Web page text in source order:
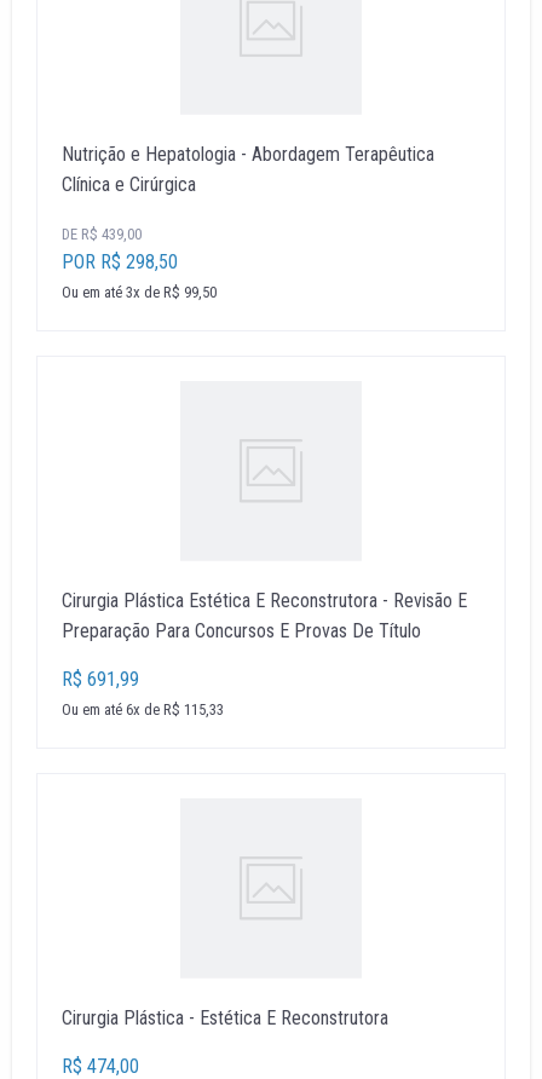
Nutrição e Hepatologia - Abordagem Terapêutica
Clínica e Cirúrgica
DE R$ 439,00
POR R$ 298,50
Ou em até 3x de R$ 99,50
Cirurgia Plástica Estética E Reconstrutora - Revisão E
Preparação Para Concursos E Provas De Título
R$ 691,99
Ou em até 6x de R$ 115,33
Cirurgia Plástica - Estética E Reconstrutora
R$ 474,00